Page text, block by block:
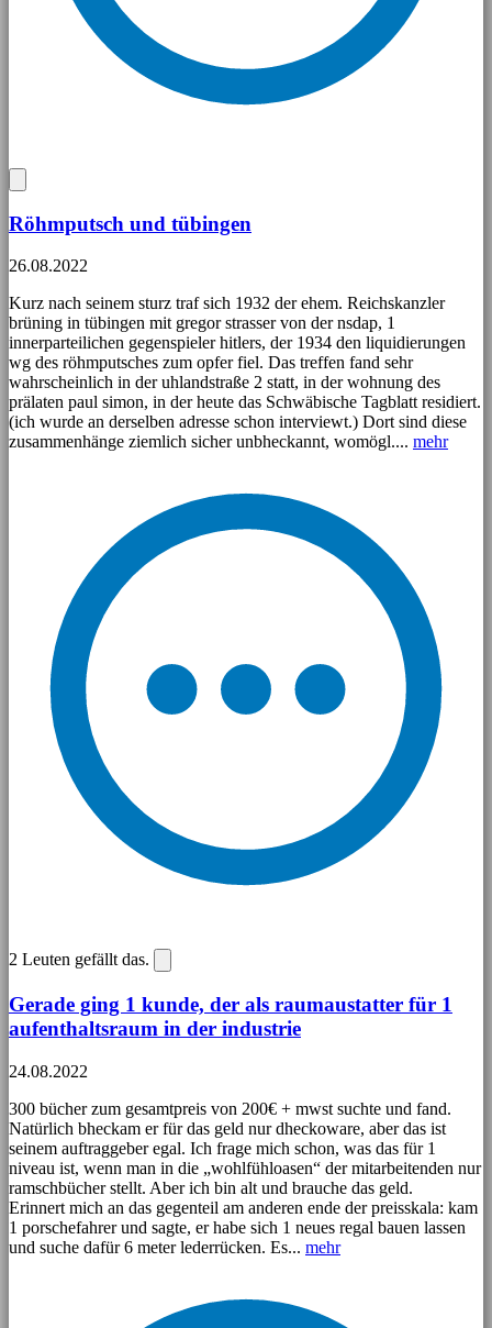
Röhmputsch und tübingen
26.08.2022
Kurz nach seinem sturz traf sich 1932 der ehem. Reichskanzler
brüning in tübingen mit gregor strasser von der nsdap, 1
innerparteilichen gegenspieler hitlers, der 1934 den liquidierungen
wg des röhmputsches zum opfer fiel. Das treffen fand sehr
wahrscheinlich in der uhlandstraße 2 statt, in der wohnung des
prälaten paul simon, in der heute das Schwäbische Tagblatt residiert.
(ich wurde an derselben adresse schon interviewt.) Dort sind diese
zusammenhänge ziemlich sicher unbheckannt, womögl.... mehr
2 Leuten gefällt das.
Gerade ging 1 kunde, der als raumaustatter für 1
aufenthaltsraum in der industrie
24.08.2022
300 bücher zum gesamtpreis von 200€ + mwst suchte und fand.
Natürlich bheckam er für das geld nur dheckoware, aber das ist
seinem auftraggeber egal. Ich frage mich schon, was das für 1
niveau ist, wenn man in die „wohlfühloasen“ der mitarbeitenden nur
ramschbücher stellt. Aber ich bin alt und brauche das geld.
Erinnert mich an das gegenteil am anderen ende der preisskala: kam
1 porschefahrer und sagte, er habe sich 1 neues regal bauen lassen
und suche dafür 6 meter lederrücken. Es... mehr